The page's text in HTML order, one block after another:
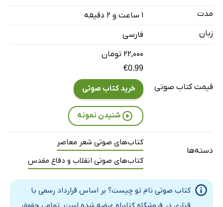
بخش 8
بخش 11
2 دقیقه
4 دقیقه بخش 13
مدت
۱ ساعت و ۲ دقیقه
زبان
فارسی
قیمت کتاب صوتی
۲۲,۰۰۰ تومان
€0.99
خرید کتاب صوتی
شنیدن نمونه
دسته‌ها
کتاب‌های صوتی شعر معاصر
کتاب‌های صوتی انقلاب و دفاع مقدس
کتاب صوتی نام تو چیست؟ بر اساس قرارداد رسمی با